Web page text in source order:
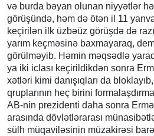
və burda bəyan olunan niyyətlər
görüşündə, həm də ötən il 11
keçirilən ilk üzbəüz görüşdə də
yarım keçməsinə baxmayaraq,
görülməyib. Həmin məqsədlə
ya iki iclası keçirildikdən sonra
xətləri kimi danışıqları da
qruplarının heç birini
AB-nin prezidenti daha sonra
arasında dövlətlərarası
sülh müqaviləsinin müzakirəsi